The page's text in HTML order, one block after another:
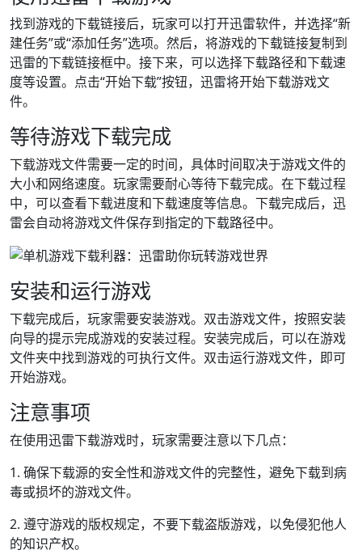
找到游戏的下载链接后，玩家可以打开迅雷软件，并选择“新
建任务”或“添加任务”选项。然后，将游戏的下载链接复制到
迅雷的下载链接框中。接下来，可以选择下载路径和下载速
度等设置。点击“开始下载”按钮，迅雷将开始下载游戏文
件。
等待游戏下载完成
下载游戏文件需要一定的时间，具体时间取决于游戏文件的
大小和网络速度。玩家需要耐心等待下载完成。在下载过程
中，可以查看下载进度和下载速度等信息。下载完成后，迅
雷会自动将游戏文件保存到指定的下载路径中。
安装和运行游戏
下载完成后，玩家需要安装游戏。双击游戏文件，按照安装
向导的提示完成游戏的安装过程。安装完成后，可以在游戏
文件夹中找到游戏的可执行文件。双击运行游戏文件，即可
开始游戏。
注意事项
在使用迅雷下载游戏时，玩家需要注意以下几点：
1. 确保下载源的安全性和游戏文件的完整性，避免下载到病
毒或损坏的游戏文件。
2. 遵守游戏的版权规定，不要下载盗版游戏，以免侵犯他人
的知识产权。